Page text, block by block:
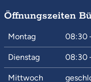
Öffnungszeiten
Montag 08:30
Dienstag 08:30
Mittwoch